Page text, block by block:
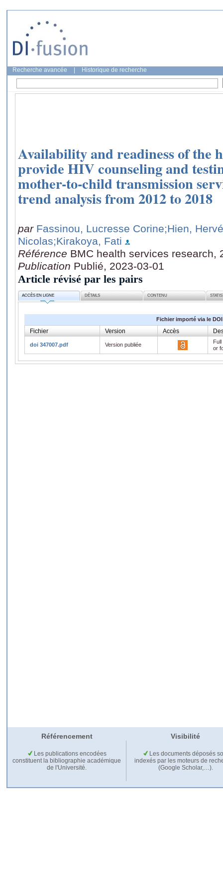
Recherche avancée Historique de recherche
Availability and readiness of the
provide HIV counseling and
mother-to-child transmission
trend analysis from 2012 to 2018
par Fassinou, Lucresse Corine;Hien, Hervé
Nicolas;Kirakoya, Fati
Référence BMC health services research,
Publication Publié, 2023-03-01
Article révisé par les pairs
ACCÈS EN LIGNE DÉTAILS CONTENU
Fichier importé via le DOI
Fichier Version Accès
doi 347007.pdf Version publiée
or
Référencement Visibilité
Les publications encodées
constituent la bibliographie académique
de l'Université.
Les documents déposés
indexés par les moteurs de
(Google Scholar,…).